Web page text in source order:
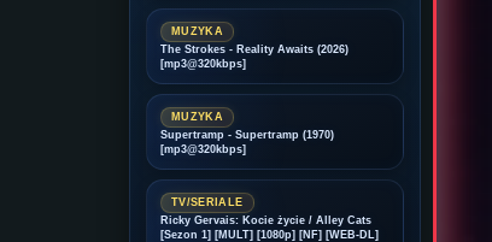
MUZYKA
The Strokes - Reality Awaits (2026)
[mp3@320kbps]
MUZYKA
Supertramp - Supertramp (1970)
[mp3@320kbps]
TV/SERIALE
Ricky Gervais: Kocie życie / Alley Cats
[Sezon 1] [MULT] [1080p] [NF] [WEB-DL]